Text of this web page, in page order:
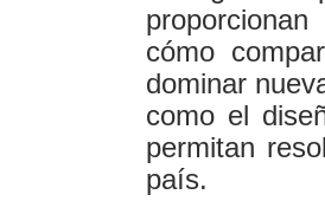
cómo
dominar
como el
permitan
país.